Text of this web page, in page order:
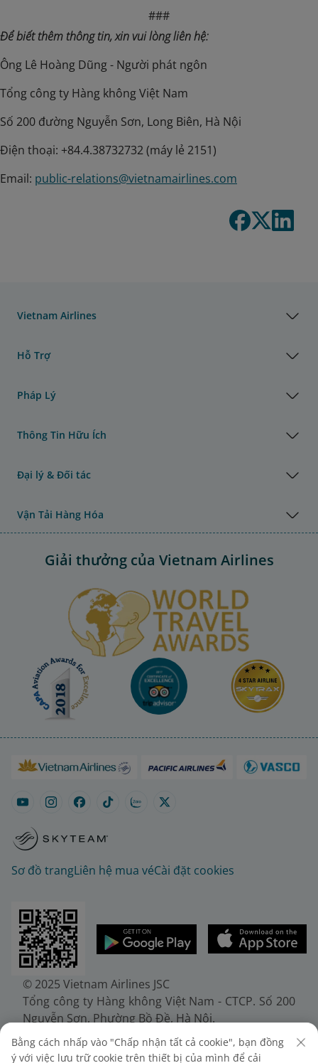
###
Để biết thêm thông tin, xin vui lòng liên hệ:
Ông Lê Hoàng Dũng - Người phát ngôn
Tổng công ty Hàng không Việt Nam
Số 200 đường Nguyễn Sơn, Long Biên, Hà Nội
Điện thoại: +84.4.38732732 (máy lẻ 2151)
Email: public-relations@vietnamairlines.com
Vietnam Airlines
Hỗ Trợ
Pháp Lý
Thông Tin Hữu Ích
Đại lý & Đối tác
Vận Tải Hàng Hóa
Giải thưởng của Vietnam Airlines
Sơ đồ trangLiên hệ mua véCài đặt cookies
© 2025 Vietnam Airlines JSC
Tổng công ty Hàng không Việt Nam - CTCP. Số 200
Nguyễn Sơn, Phường Bồ Đề, Hà Nội.
Điện thoại: (+84-24) 38272289. Fax: (+84-24)
38722375
Bằng cách nhấp vào "Chấp nhận tất cả cookie", bạn đồng
ý với việc lưu trữ cookie trên thiết bị của mình để cải